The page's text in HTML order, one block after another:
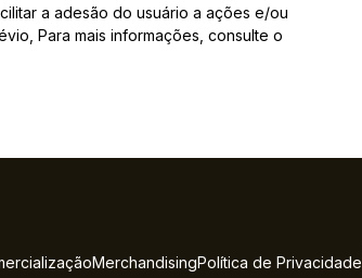
a adesão do usuário a ações e/ou
Para mais informações, consulte o
MerchandisingPolítica de Privacidade